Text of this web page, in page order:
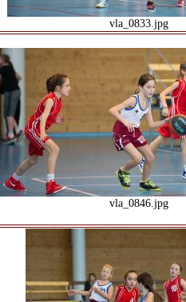
vla_0833.jpg
vla_0846.jpg